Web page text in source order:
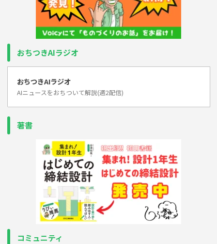
おちつきAIラジオ
おちつきAIラジオ
AIニュースをおちついて解説(週2配信)
著書
コミュニティ